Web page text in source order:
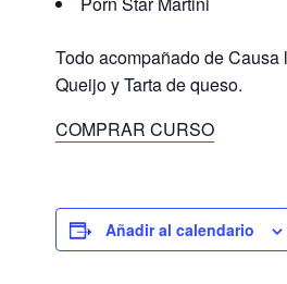
Todo acompañado de Causa
Queijo y Tarta de queso.
COMPRAR CURSO
Añadir al calendario